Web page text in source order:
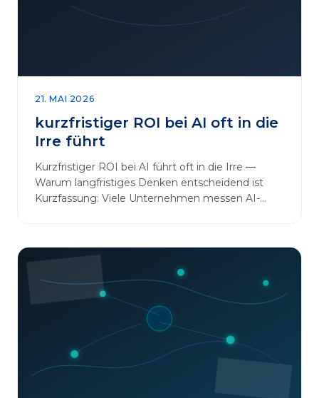
21. MAI 2026
kurzfristiger ROI bei AI oft in die
Irre führt
Kurzfristiger ROI bei AI führt oft in die Irre —
Warum langfristiges Denken entscheidend ist
Kurzfassung: Viele Unternehmen messen AI-